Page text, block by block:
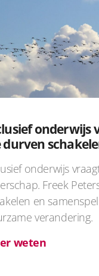
onderwijs
durven
onderwijs
Freek
en
verandering.
weten